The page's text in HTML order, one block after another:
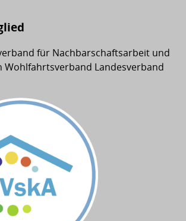
für Nachbarschaftsarbeit und
Wohlfahrtsverband Landesverband